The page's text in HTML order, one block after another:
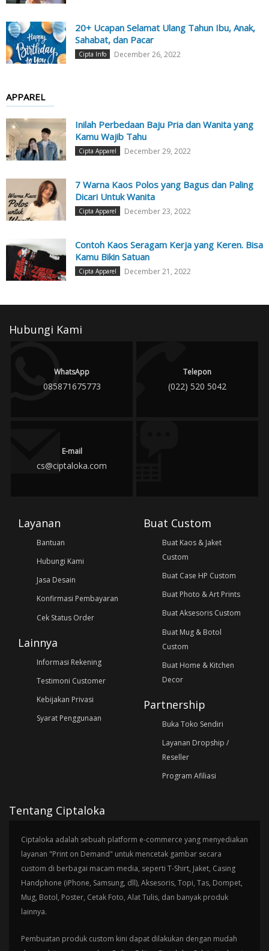
20+ Ucapan Selamat Ulang Tahun Ibu, Anak,
Sahabat, dan Pacar
Cipta Info December 26, 2022
APPAREL
Inilah Perbedaan Baju Pria dan Wanita yang
Kamu Wajib Tahu
Cipta Apparel December 29, 2022
7 Warna Kaos Polos yang Bagus dan Paling
Dicari Untuk Wanita
Cipta Apparel December 23, 2022
Contoh Kaos Seragam Kerja yang Keren. Bisa
Kamu Bikin Satuan
Cipta Apparel December 21, 2022
Hubungi Kami
WhatsApp
085871675773
Telepon
(022) 520 5042
E-mail
cs@ciptaloka.com
Layanan
Bantuan
Hubungi Kami
Jasa Desain
Konfirmasi Pembayaran
Cek Status Order
Lainnya
Informasi Rekening
Testimoni Customer
Kebijakan Privasi
Syarat Penggunaan
Buat Custom
Buat Kaos & Jaket
Custom
Buat Case HP Custom
Buat Photo & Art Prints
Buat Aksesoris Custom
Buat Mug & Botol
Custom
Buat Home & Kitchen
Decor
Partnership
Buka Toko Sendiri
Layanan Dropship /
Reseller
Program Afiliasi
Tentang Ciptaloka
Ciptaloka adalah sebuah platform e-commerce yang menyediakan
layanan "Print on Demand" untuk mencetak gambar secara
custom di berbagai macam media, seperti T-Shirt, Jaket, Casing
Handphone (iPhone, Samsung, dll), Aksesoris, Topi, Tas, Dompet,
Mug, Botol, Poster, Cetak Foto, Alat Tulis, dan banyak produk
lainnya.
Pembuatan produk custom kini dapat dilakukan dengan mudah